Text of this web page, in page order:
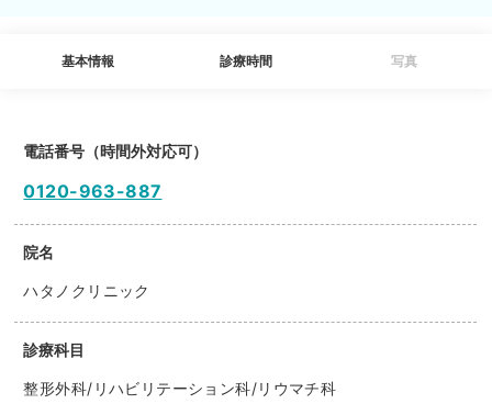
基本情報 診療時間 写真
電話番号（時間外対応可）
0120-963-887
院名
ハタノクリニック
診療科目
整形外科/リハビリテーション科/リウマチ科